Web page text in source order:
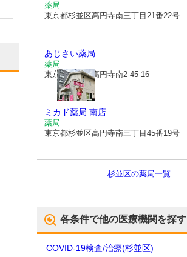
薬局
東京都杉並区高円寺南三丁目21番22号
あじさい薬局
薬局
東京都杉並区高円寺南2-45-16
ミカド薬局 南店
薬局
東京都杉並区高円寺南三丁目45番19号
杉並区の薬局一覧
各条件で他の医療機関を探す
COVID-19検査/治療(杉並区)